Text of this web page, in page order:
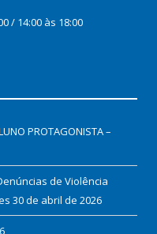
/ 14:00 às 18:00
PROTAGONISTA –
Denúncias de Violência
30 de abril de 2026